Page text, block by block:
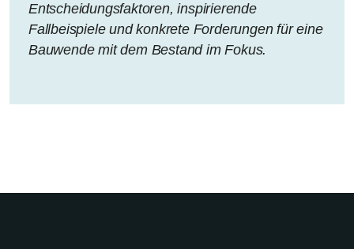
Entscheidungsfaktoren, inspirierende
Fallbeispiele und konkrete Forderungen für eine
Bauwende mit dem Bestand im Fokus.